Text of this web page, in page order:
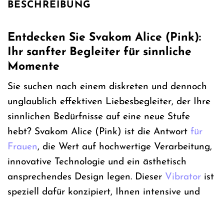
BESCHREIBUNG
Entdecken Sie Svakom Alice (Pink):
Ihr sanfter Begleiter für sinnliche
Momente
Sie suchen nach einem diskreten und dennoch
unglaublich effektiven Liebesbegleiter, der Ihre
sinnlichen Bedürfnisse auf eine neue Stufe
hebt? Svakom Alice (Pink) ist die Antwort für
Frauen, die Wert auf hochwertige Verarbeitung,
innovative Technologie und ein ästhetisch
ansprechendes Design legen. Dieser Vibrator ist
speziell dafür konzipiert, Ihnen intensive und